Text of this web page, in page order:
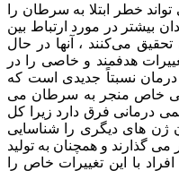
خطر ابتلا به سرطان را
بیشتر در مورد ارتباط بین
می‌کنند ، آنها در حال
هدفمند و خاصی را در
درمان نسبتاً جدیدی است که
خاص منجر به سرطان می
درمانی فرق دارد زیرا کل
ژن های دیگری را شناسایی
گذارند و همچنان به تولید
با این تغییرات خاص را